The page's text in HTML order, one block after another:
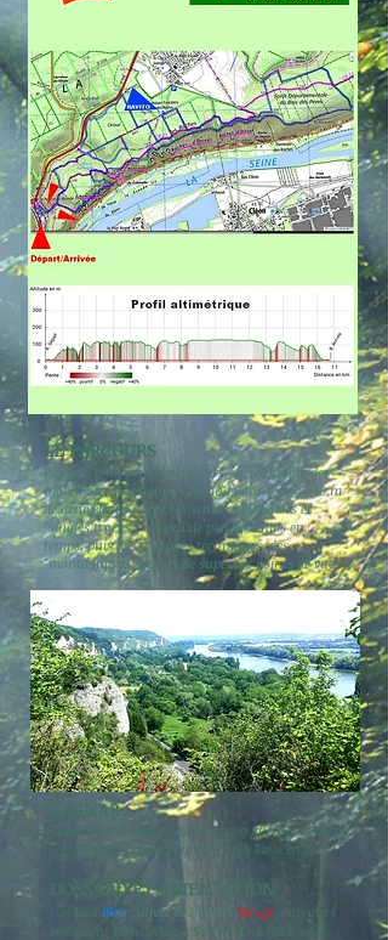
LE PARCOURS
Pas très long pour des trailers, sérieux pour des
marcheurs nordiques. Costaud pour tous : 540 m
de dénivelé. De superbes sentiers forestiers et
"singles tracks", un peu de plat de temps en
temps, puis des passages techniques, des
"montagnes russes" et de superbes points de vue.
RAGNAR
Roi de Scandinavie, il fut un grand guerrier et pilleur.
Il envahit les pays d'Europe, il pilla Paris en 845
DOSSARD ET ORIENTATION
Bleu suivre les flèches Rouge, parcours
commun. Bifurcation à 500 m du départ, avec